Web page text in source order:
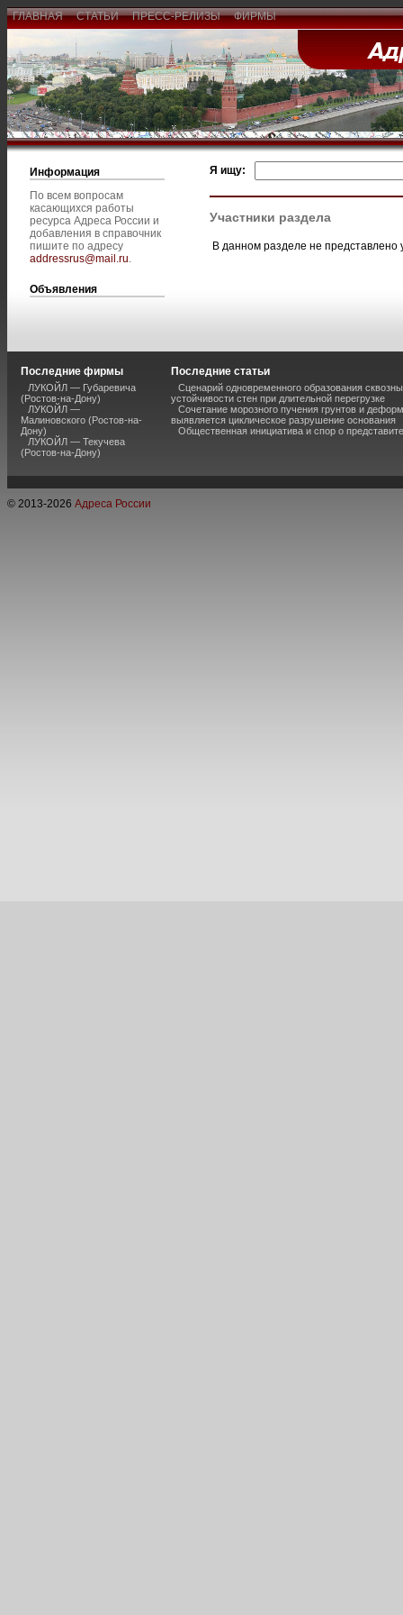
ГЛАВНАЯ СТАТЬИ ПРЕСС-РЕЛИЗЫ ФИРМЫ
Информация
По всем вопросам
касающихся работы
ресурса Адреса России и
добавления в справочник
пишите по адресу
addressrus@mail.ru.
Объявления
Я ищу:
Участники раздела
В данном разделе не представлено
Последние фирмы
ЛУКОЙЛ — Губаревича
(Ростов-на-Дону)
ЛУКОЙЛ —
Малиновского (Ростов-на-
Дону)
ЛУКОЙЛ — Текучева
(Ростов-на-Дону)
Последние статьи
Сценарий одновременного образования
устойчивости стен при длительной перегрузке
Сочетание морозного пучения грунтов и
выявляется циклическое разрушение основания
Общественная инициатива и спор о
© 2013-2026 Адреса России